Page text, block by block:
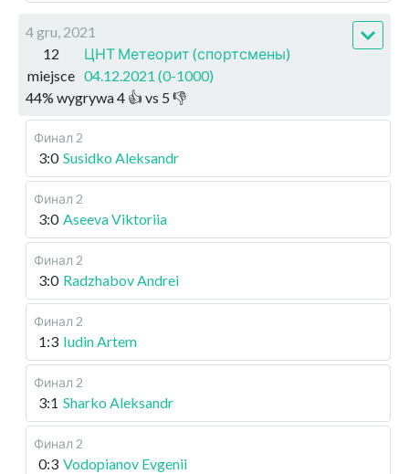
4 gru, 2021
12
miejsce
ЦНТ Метеорит (спортсмены)
04.12.2021 (0-1000)
44% wygrywa4 👍 vs 5 👎
Финал 2
3:0 Susidko Aleksandr
Финал 2
3:0 Aseeva Viktoriia
Финал 2
3:0 Radzhabov Andrei
Финал 2
1:3 Iudin Artem
Финал 2
3:1 Sharko Aleksandr
Финал 2
0:3 Vodopianov Evgenii